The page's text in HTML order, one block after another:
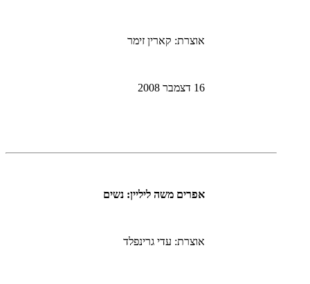
אוצרת: קארין זימר
אפרים משה ליליין: נשים
אוצרת: עדי גרינפלד